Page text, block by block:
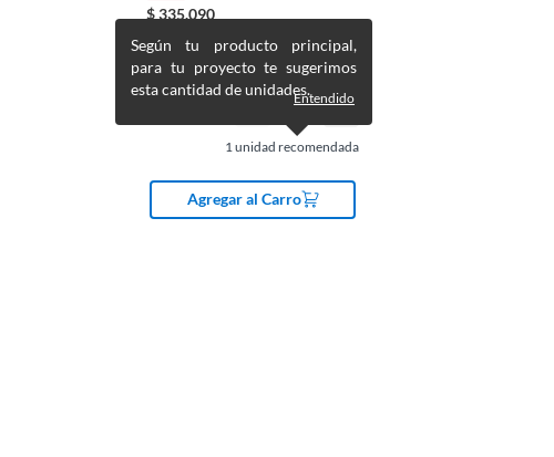
$335.090
519.990
1 unidad recomendada
Según tu producto principal,
para tu proyecto te sugerimos
esta cantidad de unidades.Entendido
Agregar al Carro